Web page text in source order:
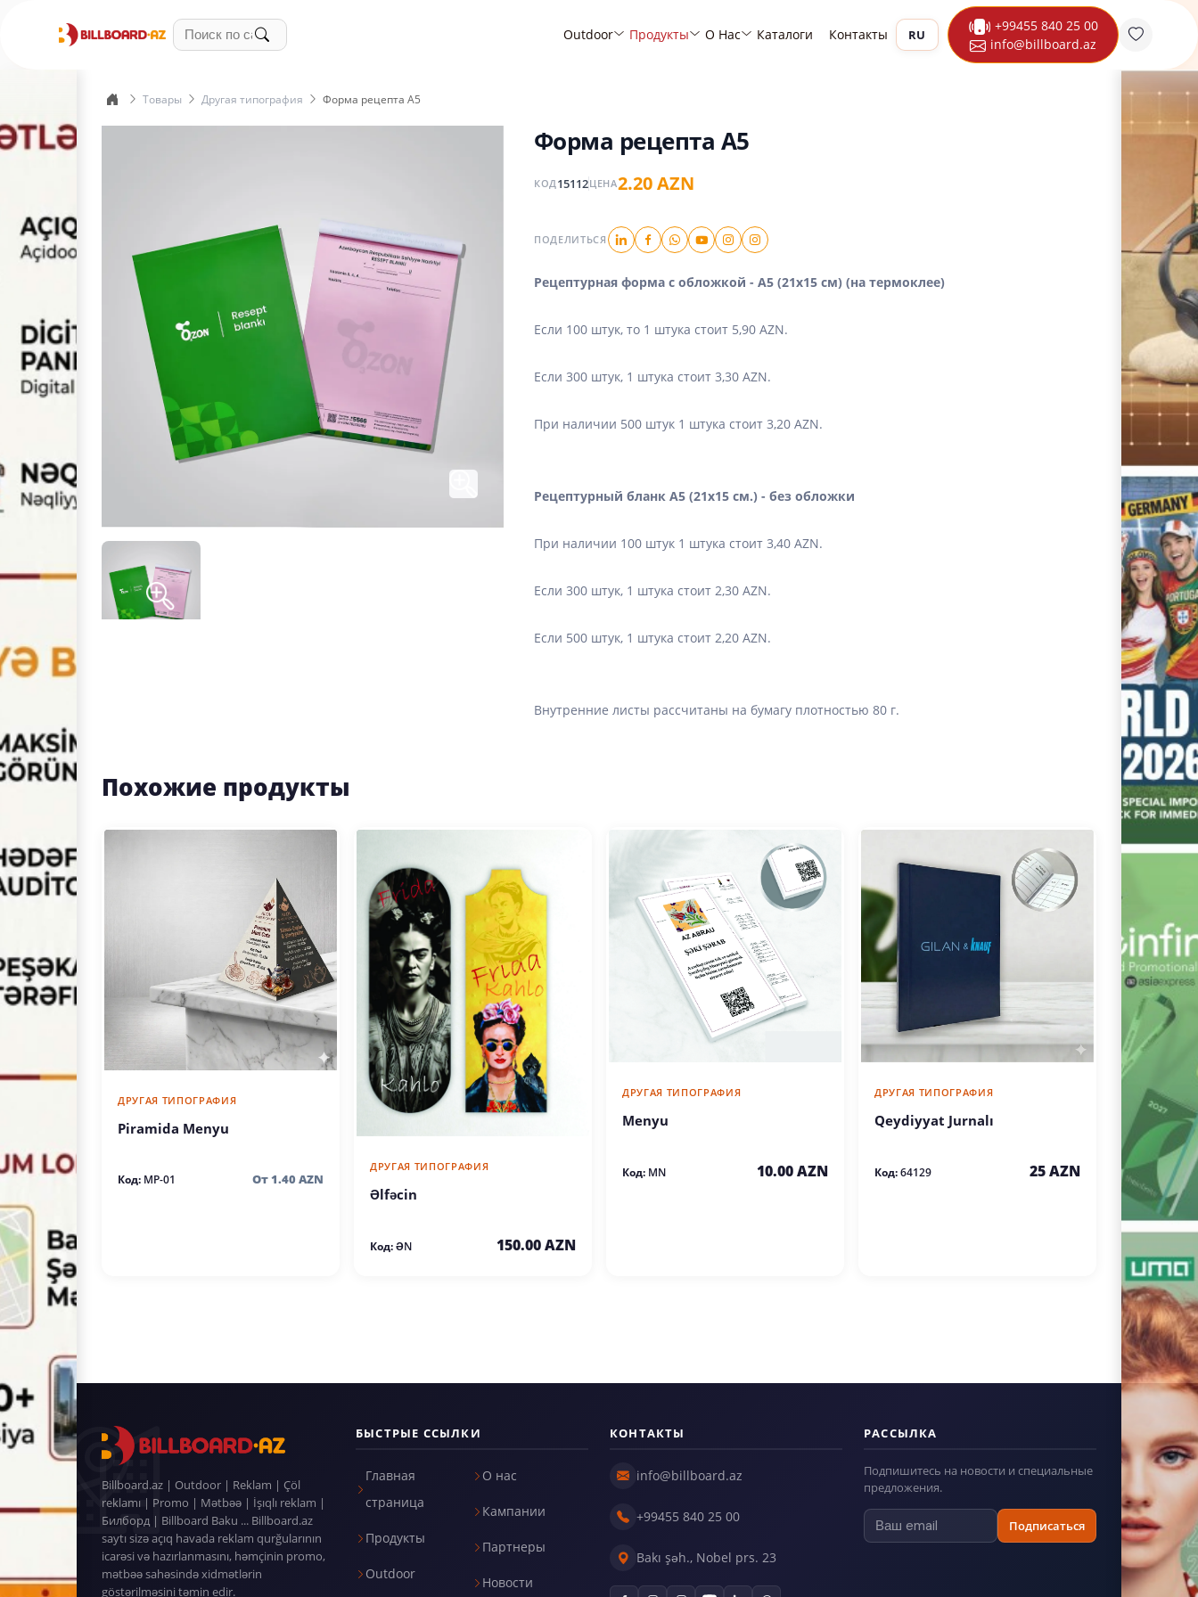
Outdoor Продукты О Нас Каталоги Контакты RU
+99455 840 25 00
info@billboard.az
Товары Другая типография Форма рецепта А5
Форма рецепта А5
КОД 15112ЦЕНА2.20 AZN
ПОДЕЛИТЬСЯ
Рецептурная форма с обложкой - А5 (21х15 см) (на термоклее)
Если 100 штук, то 1 штука стоит 5,90 AZN.
Если 300 штук, 1 штука стоит 3,30 AZN.
При наличии 500 штук 1 штука стоит 3,20 AZN.
Рецептурный бланк А5 (21х15 см.) - без обложки
При наличии 100 штук 1 штука стоит 3,40 AZN.
Если 300 штук, 1 штука стоит 2,30 AZN.
Если 500 штук, 1 штука стоит 2,20 AZN.
Внутренние листы рассчитаны на бумагу плотностью 80 г.
Похожие продукты
ДРУГАЯ ТИПОГРАФИЯ
Piramida Menyu
Код: MP-01 От 1.40 AZN
ДРУГАЯ ТИПОГРАФИЯ
Əlfəcin
Код:ƏN 150.00 AZN
ДРУГАЯ ТИПОГРАФИЯ
Menyu
Код: MN 10.00 AZN
ДРУГАЯ ТИПОГРАФИЯ
Qeydiyyat Jurnalı
Код:64129 25 AZN
Billboard.az | Outdoor | Reklam | Çöl
reklamı | Promo | Mətbəə | İşıqlı reklam |
Билборд | Billboard Baku ... Billboard.az
saytı sizə açıq havada reklam qurğularının
icarəsi və hazırlanmasını, həmçinin promo,
mətbəə sahəsində xidmətlərin
göstərilməsini təmin edir.
БЫСТРЫЕ ССЫЛКИ
Главная
страница
Продукты
Outdoor
О нас
Кампании
Партнеры
Новости
КОНТАКТЫ
info@billboard.az
+99455 840 25 00
Bakı şəh., Nobel prs. 23
РАССЫЛКА
Подпишитесь на новости и специальные
предложения.
Подписаться